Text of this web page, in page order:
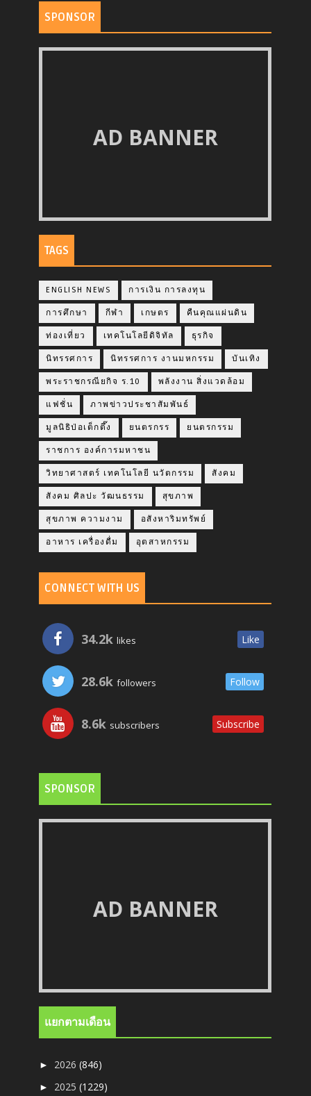
SPONSOR
AD BANNER
TAGS
ENGLISH NEWS การเงิน การลงทุน
การศึกษา กีฬา เกษตร คืนคุณแผ่นดิน
ท่องเที่ยว เทคโนโลยีดิจิทัล ธุรกิจ
นิทรรศการ นิทรรศการ งานมหกรรม บันเทิง
พระราชกรณียกิจ ร.10 พลังงาน สิ่งแวดล้อม
แฟชั่น ภาพข่าวประชาสัมพันธ์
มูลนิธิป่อเต็กตึ๊ง ยนตรกรร ยนตรกรรม
ราชการ องค์การมหาชน
วิทยาศาสตร์ เทคโนโลยี นวัตกรรม สังคม
สังคม ศิลปะ วัฒนธรรม สุขภาพ
สุขภาพ ความงาม อสังหาริมทรัพย์
อาหาร เครื่องดื่ม อุตสาหกรรม
CONNECT WITH US
34.2k likes Like
28.6k followers Follow
8.6k subscribers Subscribe
SPONSOR
AD BANNER
แยกตามเดือน
► 2026(846)
► 2025(1229)